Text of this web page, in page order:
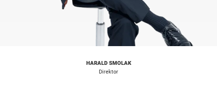
HARALD SMOLAK
Direktor